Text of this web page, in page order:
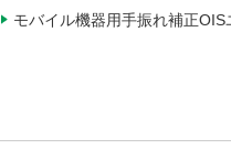
モバイル機器用手振れ補正OIS